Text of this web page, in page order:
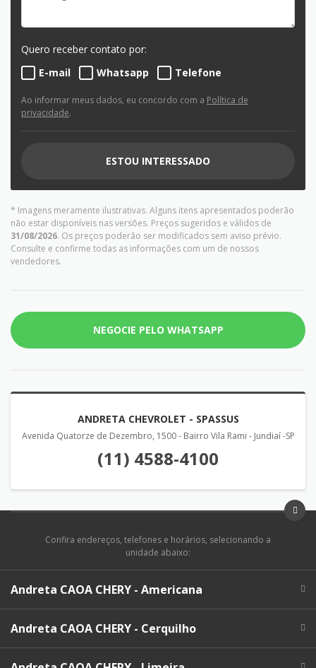
Quero receber contato por:
E-mail
Whatsapp Telefone
Ao informar meus dados, eu concordo com a Política de
privacidade.
ESTOU INTERESSADO
* Imagens meramente ilustrativas. Alguns itens apresentados poderão
não estar disponíveis nas versões. Preços sugeridos e válidos de
31/08/2026. Os preços poderão ser modificados sem aviso prévio.
Consulte e confirme todas as informações com um de nossos
vendedores.
NEGOCIE PELO WHATSAPP
ANDRETA CHEVROLET - SPASSUS
Avenida Quatorze de Dezembro, 1500 - Bairro Vila Rami - Jundiaí -SP
(11) 4588-4100
Confira endereços, telefones e horários, selecionando a
unidade abaixo:
Andreta CAOA CHERY - Americana
Andreta CAOA CHERY - Cerquilho